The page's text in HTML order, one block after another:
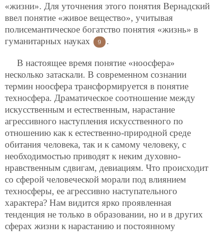
«жизни». Для уточнения этого понятия Вернадский
ввел понятие «живое вещество», учитывая
полисемантическое богатство понятия «жизнь» в
гуманитарных науках
9 .
В настоящее время понятие «ноосфера»
несколько затаскали. В современном сознании
термин ноосфера трансформируется в понятие
техносфера. Драматическое соотношение между
искусственным и естественным, нарастание
агрессивного наступления искусственного по
отношению как к естественно-природной среде
обитания человека, так и к самому человеку, с
необходимостью приводят к неким духовно-
нравственным сдвигам, девиациям. Что происходит
со сферой человеческой морали под влиянием
техносферы, ее агрессивно наступательного
характера? Нам видится ярко проявленная
тенденция не только в образовании, но и в других
сферах жизни к нарастанию и постоянному